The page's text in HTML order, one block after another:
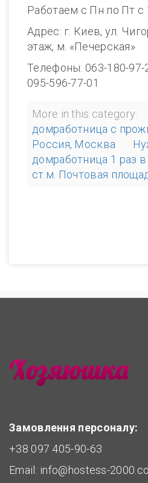
Работаем с Пн по Пт с
Адрес: г. Киев, ул.
этаж, м. «Печерская»
Телефоны: 063-180-97-
095-596-77-01
More in this category:
домработница с
Россия, Москва
домработница 1 раз
ст.м. Почтовая
Замовлення персоналу:
+38 097 405-90-63
Email: info@hostess-